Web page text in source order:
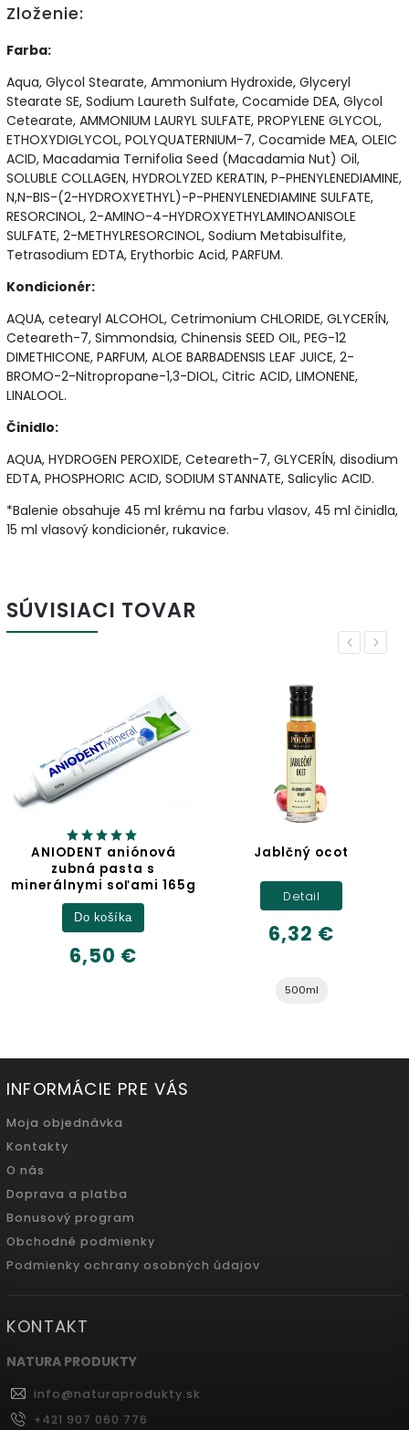
Zloženie:
Farba:
Aqua, Glycol Stearate, Ammonium Hydroxide, Glyceryl
Stearate SE, Sodium Laureth Sulfate, Cocamide DEA, Glycol
Cetearate, AMMONIUM LAURYL SULFATE, PROPYLENE GLYCOL,
ETHOXYDIGLYCOL, POLYQUATERNIUM-7, Cocamide MEA, OLEIC
ACID, Macadamia Ternifolia Seed (Macadamia Nut) Oil,
SOLUBLE COLLAGEN, HYDROLYZED KERATIN, P-PHENYLENEDIAMINE,
N,N-BIS-(2-HYDROXYETHYL)-P-PHENYLENEDIAMINE SULFATE,
RESORCINOL, 2-AMINO-4-HYDROXYETHYLAMINOANISOLE
SULFATE, 2-METHYLRESORCINOL, Sodium Metabisulfite,
Tetrasodium EDTA, Erythorbic Acid, PARFUM.
Kondicionér:
AQUA, cetearyl ALCOHOL, Cetrimonium CHLORIDE, GLYCERÍN,
Ceteareth-7, Simmondsia, Chinensis SEED OIL, PEG-12
DIMETHICONE, PARFUM, ALOE BARBADENSIS LEAF JUICE, 2-
BROMO-2-Nitropropane-1,3-DIOL, Citric ACID, LIMONENE,
LINALOOL.
Činidlo:
AQUA, HYDROGEN PEROXIDE, Ceteareth-7, GLYCERÍN, disodium
EDTA, PHOSPHORIC ACID, SODIUM STANNATE, Salicylic ACID.
*Balenie obsahuje 45 ml krému na farbu vlasov, 45 ml činidla,
15 ml vlasový kondicionér, rukavice.
SÚVISIACI TOVAR
Previous
ANIODENT aniónová
zubná pasta s
minerálnymi soľami 165g
6,50 €
Do košíka
Jablčný ocot
6,32 €
Detail
500ml
Next
INFORMÁCIE PRE VÁS
Moja objednávka
Kontakty
O nás
Doprava a platba
Bonusový program
Obchodné podmienky
Podmienky ochrany osobných údajov
KONTAKT
NATURA PRODUKTY
info@naturaprodukty.sk
+421 907 060 776